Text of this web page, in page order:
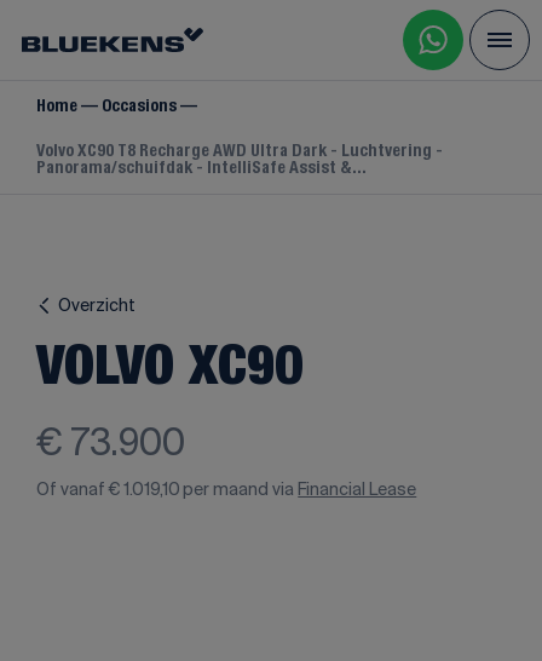
Home Occasions
Volvo XC90 T8 Recharge AWD Ultra Dark - Luchtvering -
Panorama/schuifdak - IntelliSafe Assist &...
Overzicht
VOLVO XC90
€ 73.900
Of vanaf € 1.019,10 per maand via Financial Lease